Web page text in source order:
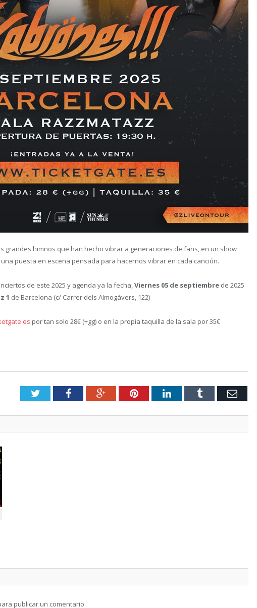
grandes himnos que han hecho vibrar a generaciones de fans, en un show
puesta en escena pensada para hacernos vibrar en cada canción.
de este 2025 y agenda ya la fecha,Viernes 05 de septiembre de 2025
1 de Barcelona (c/ Carrer dels Almogàvers, 122)
por tan solo 28€ (+gg) o en la propia taquilla de la sala por 35€
TwitterFacebookGoogle+PinterestLinkedInTumblr Email
publicar un comentario.